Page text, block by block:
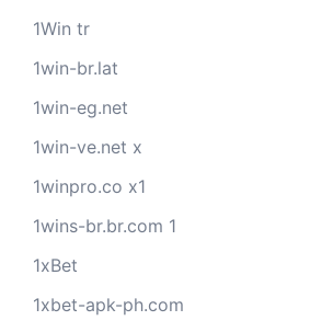
1Win tr
1win-br.lat
1win-eg.net
1win-ve.net x
1winpro.co x1
1wins-br.br.com 1
1xBet
1xbet-apk-ph.com